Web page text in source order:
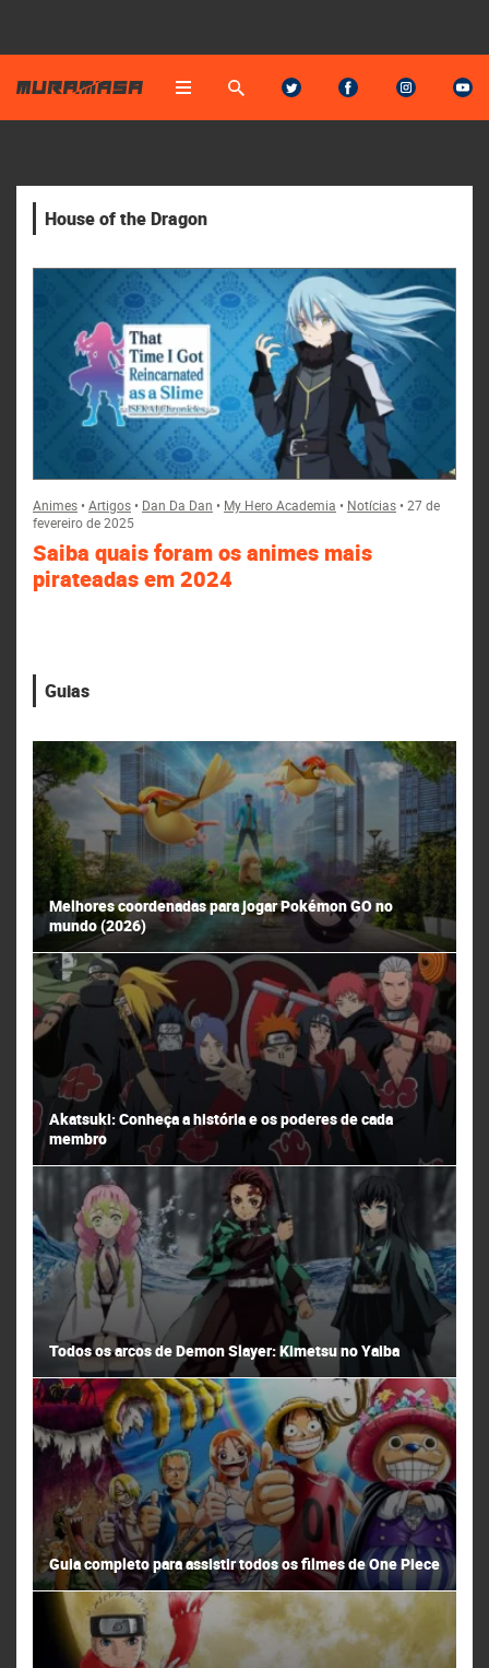
House of the Dragon
Animes•Artigos• Dan Da Dan • My Hero Academia • Notícias•27 de
fevereiro de 2025
Saiba quais foram os animes mais
pirateadas em 2024
Guias
Melhores coordenadas para jogar Pokémon GO no
mundo (2026)
Akatsuki: Conheça a história e os poderes de cada
membro
Todos os arcos de Demon Slayer: Kimetsu no Yaiba
Guia completo para assistir todos os filmes de One Piece